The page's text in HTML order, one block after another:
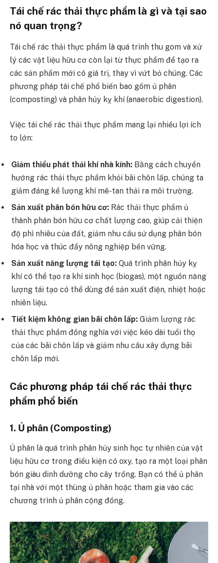
Tái chế rác thải thực phẩm là gì và tại sao
nó quan trọng?
Tái chế rác thải thực phẩm là quá trình thu gom và xử
lý các vật liệu hữu cơ còn lại từ thực phẩm để tạo ra
các sản phẩm mới có giá trị, thay vì vứt bỏ chúng. Các
phương pháp tái chế phổ biến bao gồm ủ phân
(composting) và phân hủy kỵ khí (anaerobic digestion).
Việc tái chế rác thải thực phẩm mang lại nhiều lợi ích
to lớn:
Giảm thiểu phát thải khí nhà kính: Bằng cách chuyển
hướng rác thải thực phẩm khỏi bãi chôn lấp, chúng ta
giảm đáng kể lượng khí mê-tan thải ra môi trường.
Sản xuất phân bón hữu cơ: Rác thải thực phẩm ủ
thành phân bón hữu cơ chất lượng cao, giúp cải thiện
độ phì nhiêu của đất, giảm nhu cầu sử dụng phân bón
hóa học và thúc đẩy nông nghiệp bền vững.
Sản xuất năng lượng tái tạo: Quá trình phân hủy kỵ
khí có thể tạo ra khí sinh học (biogas), một nguồn năng
lượng tái tạo có thể dùng để sản xuất điện, nhiệt hoặc
nhiên liệu.
Tiết kiệm không gian bãi chôn lấp: Giảm lượng rác
thải thực phẩm đồng nghĩa với việc kéo dài tuổi thọ
của các bãi chôn lấp và giảm nhu cầu xây dựng bãi
chôn lấp mới.
Các phương pháp tái chế rác thải thực
phẩm phổ biến
1. Ủ phân (Composting)
Ủ phân là quá trình phân hủy sinh học tự nhiên của vật
liệu hữu cơ trong điều kiện có oxy, tạo ra một loại phân
bón giàu dinh dưỡng cho cây trồng. Bạn có thể ủ phân
tại nhà với một thùng ủ phân hoặc tham gia vào các
chương trình ủ phân cộng đồng.